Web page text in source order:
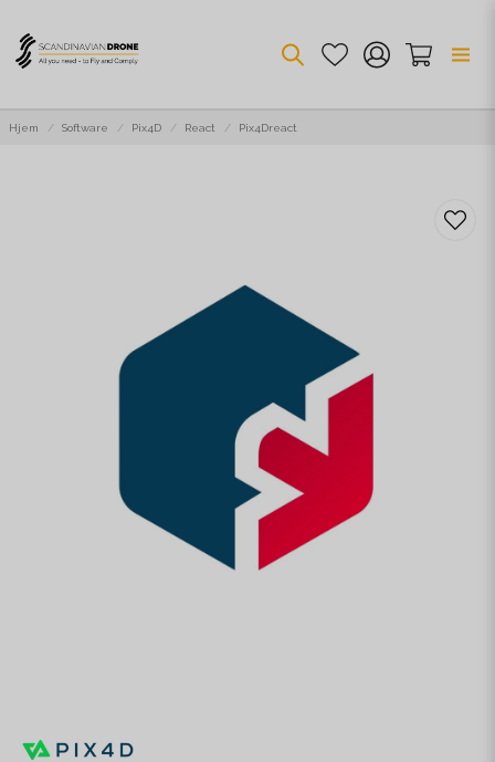
Hjem Software Pix4D React Pix4Dreact